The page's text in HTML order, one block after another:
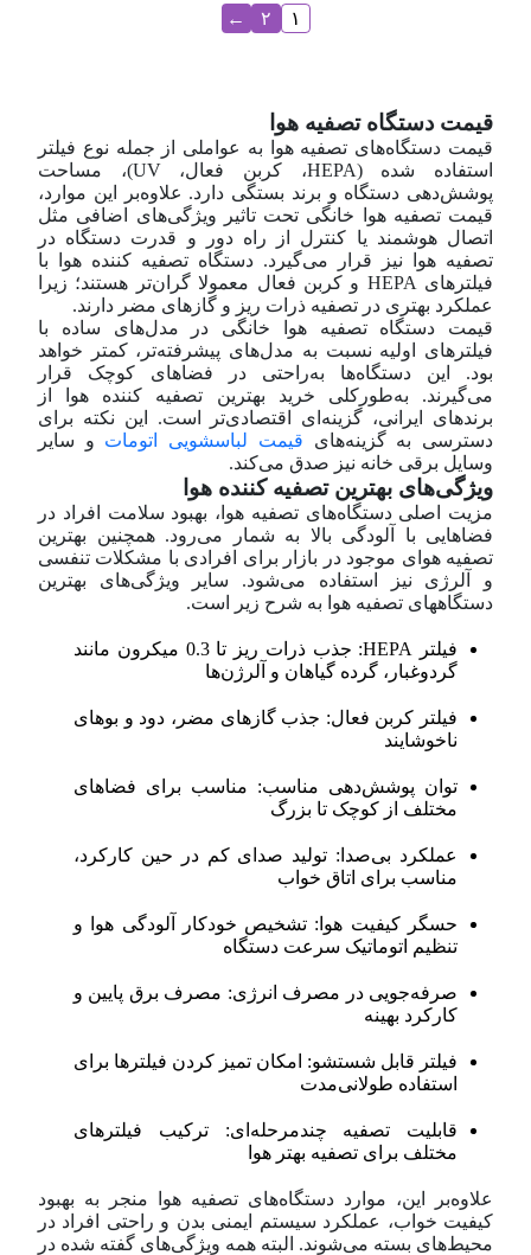
۱ ۲ ←
قیمت دستگاه تصفیه هوا
قیمت دستگاه‌های تصفیه هوا به عواملی از جمله نوع فیلتر
استفاده شده (HEPA، کربن فعال، UV)، مساحت
پوشش‌دهی دستگاه و برند بستگی دارد. علاوه‌بر این موارد،
قیمت تصفیه هوا خانگی تحت تاثیر ویژگی‌های اضافی مثل
اتصال هوشمند یا کنترل از راه دور و قدرت دستگاه در
تصفیه هوا نیز قرار می‌گیرد. دستگاه تصفیه کننده هوا با
فیلترهای HEPA و کربن فعال معمولا گران‌تر هستند؛ زیرا
عملکرد بهتری در تصفیه ذرات ریز و گازهای مضر دارند.
قیمت دستگاه تصفیه هوا خانگی در مدل‌های ساده با
فیلترهای اولیه نسبت به مدل‌های پیشرفته‌تر، کمتر خواهد
بود. این دستگاه‌ها به‌راحتی در فضاهای کوچک قرار
می‌گیرند. به‌طورکلی خرید بهترین تصفیه کننده هوا از
برندهای ایرانی، گزینه‌ای اقتصادی‌تر است. این نکته برای
دسترسی به گزینه‌های قیمت لباسشویی اتومات و سایر
وسایل برقی خانه نیز صدق می‌کند.
ویژگی‌های بهترین تصفیه کننده هوا
مزیت اصلی دستگاه‌های تصفیه هوا، بهبود سلامت افراد در
فضاهایی با آلودگی بالا به شمار می‌رود. همچنین بهترین
تصفیه هوای موجود در بازار برای افرادی با مشکلات تنفسی
و آلرژی نیز استفاده می‌شود. سایر ویژگی‌های بهترین
دستگاههای تصفیه هوا به شرح زیر است.
فیلتر HEPA: جذب ذرات ریز تا 0.3 میکرون مانند
گرد‌و‌غبار، گرده گیاهان و آلرژن‌ها
فیلتر کربن فعال: جذب گازهای مضر، دود و بوهای
ناخوشایند
توان پوشش‌دهی مناسب: مناسب برای فضاهای
مختلف از کوچک تا بزرگ
عملکرد بی‌صدا: تولید صدای کم در حین کارکرد،
مناسب برای اتاق خواب
حسگر کیفیت هوا: تشخیص خودکار آلودگی هوا و
تنظیم اتوماتیک سرعت دستگاه
صرفه‌جویی در مصرف انرژی: مصرف برق پایین و
کارکرد بهینه
فیلتر قابل شستشو: امکان تمیز کردن فیلترها برای
استفاده طولانی‌مدت
قابلیت تصفیه چندمرحله‌ای: ترکیب فیلترهای
مختلف برای تصفیه بهتر هوا
علاوه‌بر این، موارد دستگاه‌های تصفیه هوا منجر به بهبود
کیفیت خواب، عملکرد سیستم ایمنی بدن و راحتی افراد در
محیط‌های بسته می‌شوند. البته همه ویژگی‌های گفته شده در